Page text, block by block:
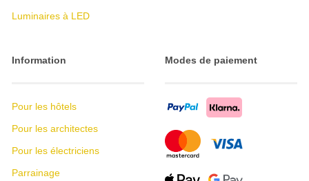
Luminaires à LED
Information
Pour les hôtels
Pour les architectes
Pour les électriciens
Parrainage
Modes de paiement